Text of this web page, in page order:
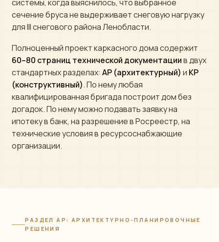
системы, когда выяснилось, что выбранное
сечение бруса не выдерживает снеговую нагрузку
для III снегового района Ленобласти.
Полноценный проект каркасного дома содержит
60–80 страниц технической документациив двух
стандартных разделах: АР (архитектурный) и КР
(конструктивный). По нему любая
квалифицированная бригада построит дом без
догадок. По нему можно подавать заявку на
ипотеку в банк, на разрешение в Росреестр, на
технические условия в ресурсоснабжающие
организации.
РАЗДЕЛ АР: АРХИТЕКТУРНО-ПЛАНИРОВОЧНЫЕ
РЕШЕНИЯ